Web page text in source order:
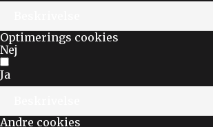
Optimerings cookies
Nej
Ja
Andre cookies